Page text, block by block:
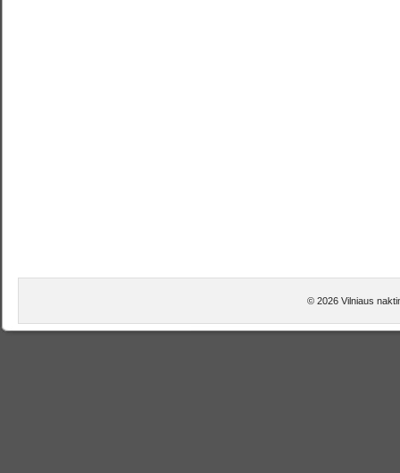
© 2026 Vilniaus